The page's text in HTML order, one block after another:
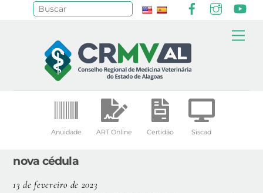
Anuidade ART Online Certidão Siscad
nova cédula
13 de fevereiro de 2023